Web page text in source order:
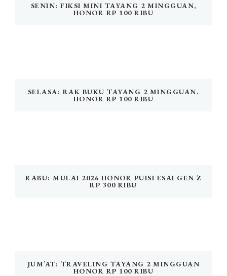
SENIN: FIKSI MINI TAYANG 2 MINGGUAN,
HONOR RP 100 RIBU
SELASA: RAK BUKU TAYANG 2 MINGGUAN.
HONOR RP 100 RIBU
RABU: MULAI 2026 HONOR PUISI ESAI GEN Z
RP 300 RIBU
JUM’AT: TRAVELING TAYANG 2 MINGGUAN
HONOR RP 100 RIBU